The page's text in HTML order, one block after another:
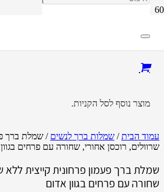
מוצר נוסף לסל הקניות.
עמוד הבית/ שמלות ברך לנשים / שמלת ברך
שרוולים, רוכסן אחורי, שחורה עם פרחים
שמלת ברך פעמון פרחונית קייצית ללא
שחורה עם פרחים בגוון אדום